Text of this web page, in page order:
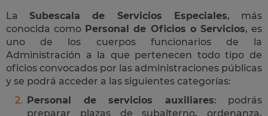
LaSubescala de Servicios Especiales, más
conocida como Personal de Oficios o Servicios, es
uno de los cuerpos funcionarios de la
Administración a la que pertenecen todo tipo de
oficios convocados por las administraciones públicas
y se podrá acceder a las siguientes categorías:
Personal de servicios auxiliares: podrás
preparar plazas de subalterno, ordenanza,